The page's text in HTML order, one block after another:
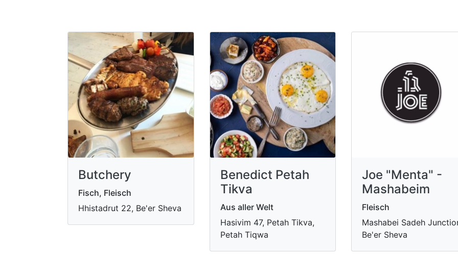
Butchery
Fisch, Fleisch
Hhistadrut 22, Be'er Sheva
Benedict Petah
Tikva
Aus aller Welt
Hasivim 47, Petah Tikva,
Petah Tiqwa
Joe "Menta" -
Mashabeim
Fleisch
Mashabei Sadeh
Be'er Sheva